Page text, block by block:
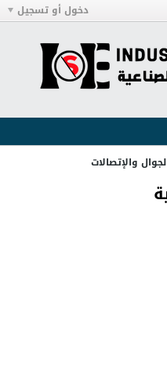
دخول أو تسجيل
والإتصالات